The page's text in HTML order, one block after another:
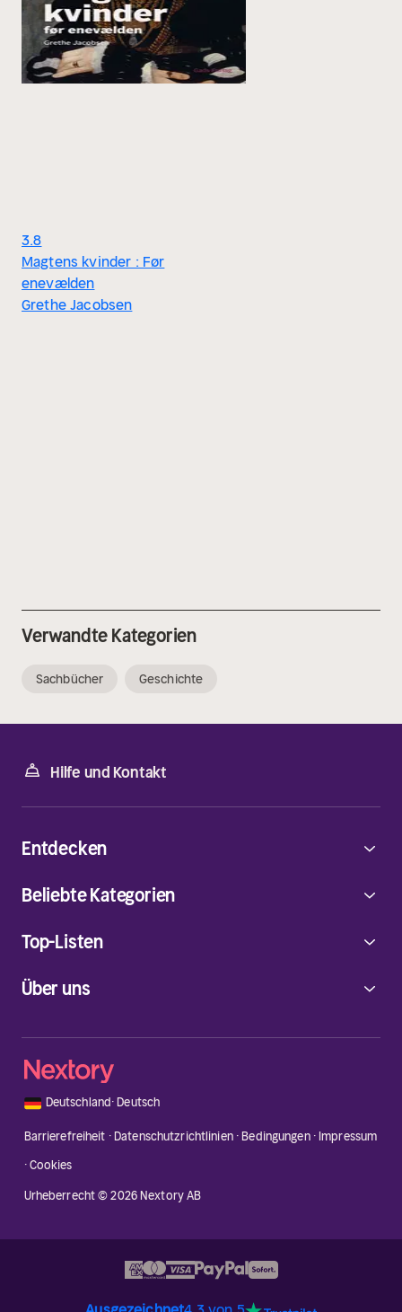
3.8
Magtens kvinder : Før
enevælden
Grethe Jacobsen
Verwandte Kategorien
Sachbücher Geschichte
Hilfe und Kontakt
Über uns
Entdecken
Beliebte Kategorien
Top-Listen
🇩🇪 Deutschland·Deutsch
Barrierefreiheit ·Datenschutzrichtlinien·Bedingungen· Impressum
·Cookies
Urheberrecht © 2026 Nextory AB